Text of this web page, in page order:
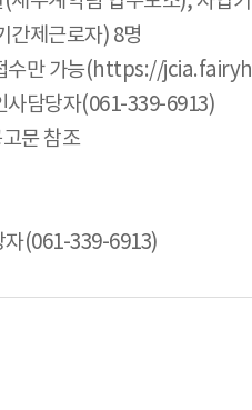
간제근로자) 8명
접수만 가능(https://
사담당자(061-339-6913)
문 참조
자(061-339-6913)